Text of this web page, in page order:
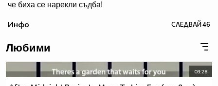
че биха се нарекли съдба!
Инфо СЛЕДВАЙ46
Любими
03:28